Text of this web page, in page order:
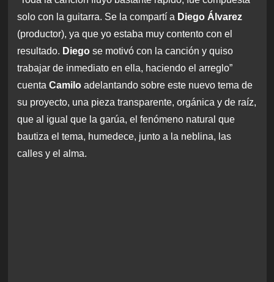
solo con la guitarra. Se la compartí a Diego Álvarez
(productor), ya que yo estaba muy contento con el
resultado. Diegose motivó con la canción y quiso
trabajar de inmediato en ella, haciendo el arreglo”
cuenta Camiloadelantando sobre este nuevo tema de
su proyecto, una pieza transparente, orgánica y de raíz,
que al igual que la garúa, el fenómeno natural que
bautiza el tema, humedece, junto a la neblina, las
calles y el alma.